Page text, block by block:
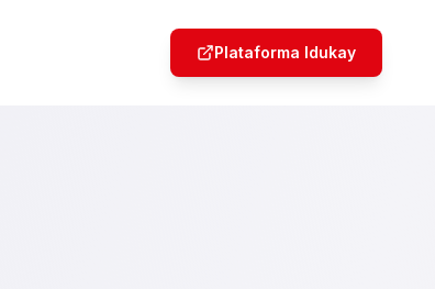
Plataforma Idukay